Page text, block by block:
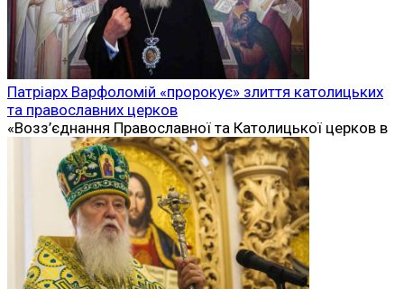
Патріарх Варфоломій «пророкує» злиття католицьких
та православних церков
«Возз’єднання Православної та Католицької церков в